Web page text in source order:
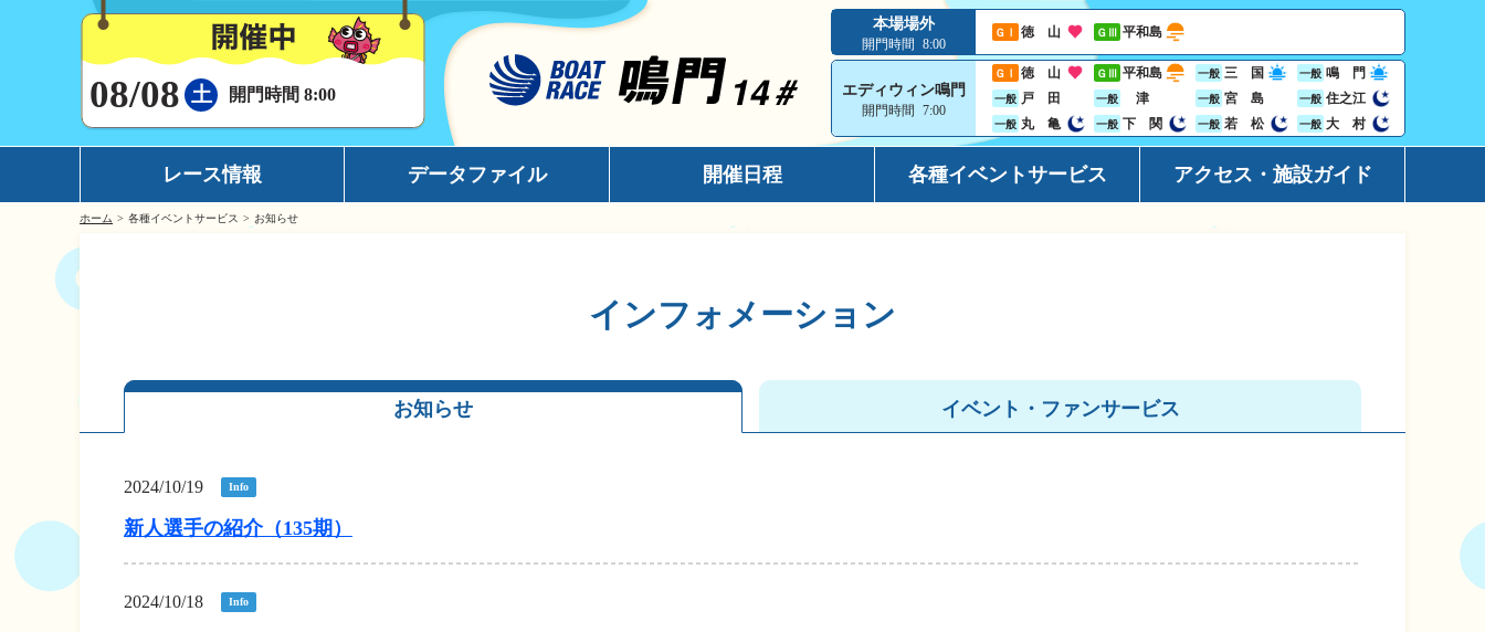
08/08 土 開門時間 8:00
本場場外
開門時間 8:00
ＧⅠ 徳 山 ＧⅢ 平和島
エディウィン鳴門
開門時間 7:00
ＧⅠ 徳 山 ＧⅢ 平和島 一般 三 国 一般 鳴 門
一般 戸 田 一般 津 一般 宮 島 一般 住之江
一般 丸 亀 一般 下 関 一般 若 松 一般 大 村
レース情報
シリーズインデックス
企画レース(どーなるなると)
得点率ランキング
データファイル
水面特性
開催日程 各種イベントサービス
出走表コンビニサービス
アクセス・施設ガイド
ホーム 各種イベントサービス お知らせ
インフォメーション
お知らせ イベント・ファンサービス
2024/10/19 Info
新人選手の紹介（135期）
2024/10/18 Info